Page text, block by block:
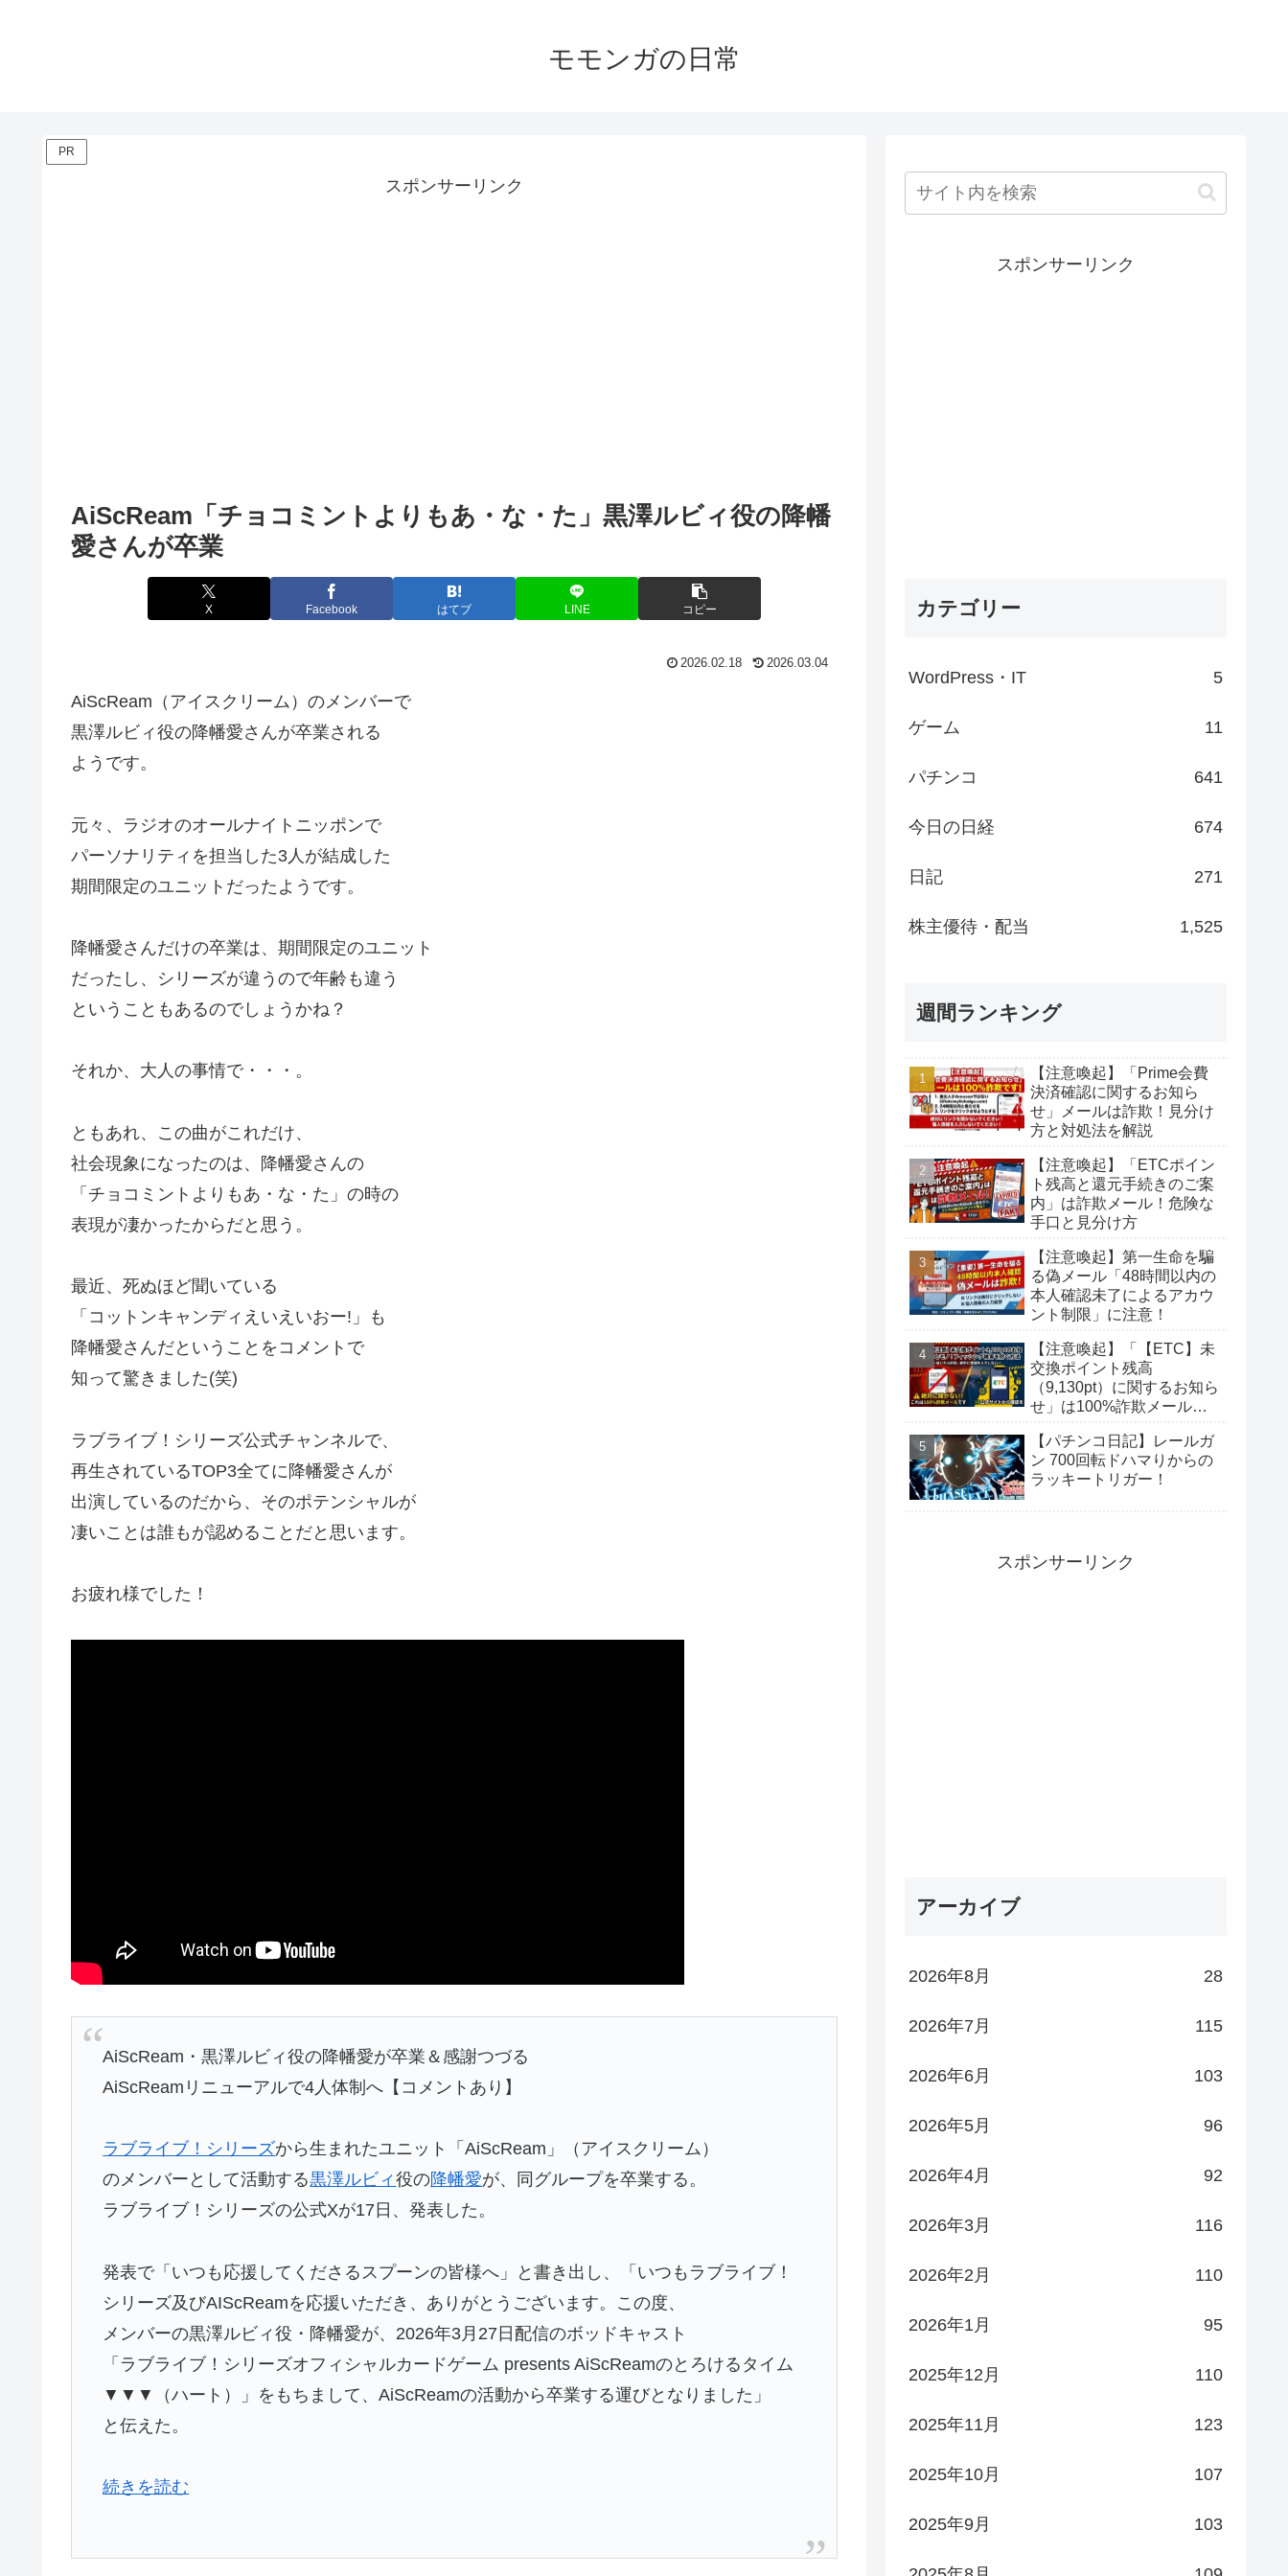
モモンガの日常
PR
スポンサーリンク
AiScReam「チョコミントよりもあ・な・た」黒澤ルビィ役の降幡
愛さんが卒業
X Facebook はてブ LINE コピー
2026.02.18 2026.03.04
AiScReam（アイスクリーム）のメンバーで
黒澤ルビィ役の降幡愛さんが卒業される
ようです。
元々、ラジオのオールナイトニッポンで
パーソナリティを担当した3人が結成した
期間限定のユニットだったようです。
降幡愛さんだけの卒業は、期間限定のユニット
だったし、シリーズが違うので年齢も違う
ということもあるのでしょうかね？
それか、大人の事情で・・・。
ともあれ、この曲がこれだけ、
社会現象になったのは、降幡愛さんの
「チョコミントよりもあ・な・た」の時の
表現が凄かったからだと思う。
最近、死ぬほど聞いている
「コットンキャンディえいえいおー!」も
降幡愛さんだということをコメントで
知って驚きました(笑)
ラブライブ！シリーズ公式チャンネルで、
再生されているTOP3全てに降幡愛さんが
出演しているのだから、そのポテンシャルが
凄いことは誰もが認めることだと思います。
お疲れ様でした！
AiScReam・黒澤ルビィ役の降幡愛が卒業＆感謝つづる
AiScReamリニューアルで4人体制へ【コメントあり】
ラブライブ！シリーズから生まれたユニット「AiScReam」（アイスクリーム）
のメンバーとして活動する黒澤ルビィ役の降幡愛が、同グループを卒業する。
ラブライブ！シリーズの公式Xが17日、発表した。
発表で「いつも応援してくださるスプーンの皆様へ」と書き出し、「いつもラブライブ！
シリーズ及びAIScReamを応援いただき、ありがとうございます。この度、
メンバーの黒澤ルビィ役・降幡愛が、2026年3月27日配信のボッドキャスト
「ラブライブ！シリーズオフィシャルカードゲーム presents AiScReamのとろけるタイム
▼▼▼（ハート）」をもちまして、AiScReamの活動から卒業する運びとなりました」
と伝えた。
続きを読む
スポンサーリンク
カテゴリー
WordPress・IT 5
ゲーム 11
パチンコ 641
今日の日経 674
日記 271
株主優待・配当 1,525
週間ランキング
【注意喚起】「Prime会費
決済確認に関するお知ら
せ」メールは詐欺！見分け
方と対処法を解説
【注意喚起】「ETCポイン
ト残高と還元手続きのご案
内」は詐欺メール！危険な
手口と見分け方
【注意喚起】第一生命を騙
る偽メール「48時間以内の
本人確認未了によるアカウ
ント制限」に注意！
【注意喚起】「【ETC】未
交換ポイント残高
（9,130pt）に関するお知ら
せ」は100%詐欺メール！
【パチンコ日記】レールガ
ン 700回転ドハマりからの
ラッキートリガー！
スポンサーリンク
アーカイブ
2026年8月 28
2026年7月 115
2026年6月 103
2026年5月 96
2026年4月 92
2026年3月 116
2026年2月 110
2026年1月 95
2025年12月 110
2025年11月 123
2025年10月 107
2025年9月 103